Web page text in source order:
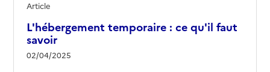
L'hébergement temporaire : ce qu'il faut
savoir
02/04/2025
Article